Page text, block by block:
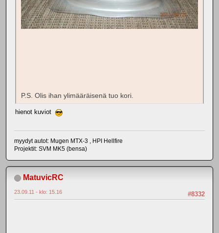
P.S. Olis ihan ylimääräisenä tuo kori.
hienot kuviot
myydyt autot: Mugen MTX-3 , HPI Hellfire
Projektit: SVM MK5 (bensa)
MatuvicRC
#8332
23.09.11 - klo: 15.16